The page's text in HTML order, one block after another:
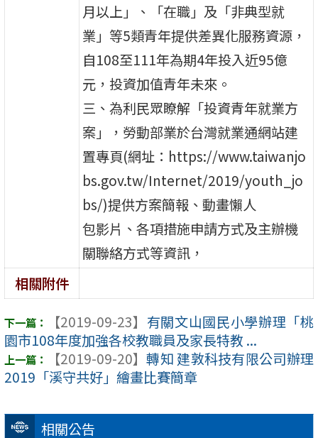
相關公告
月以上」、「在職」及「非典型就
業」等5類青年提供差異化服務資源，
自108至111年為期4年投入近95億
元，投資加值青年未來。
三、為利民眾瞭解「投資青年就業方
案」，勞動部業於台灣就業通網站建
置專頁(網址：https://www.taiwanjo
bs.gov.tw/Internet/2019/youth_jo
bs/)提供方案簡報、動畫懶人
包影片、各項措施申請方式及主辦機
關聯絡方式等資訊，
相關附件
【2019-09-23】 有關文山國民小學辦理「桃
園市108年度加強各校教職員及家長特教 ...
【2019-09-20】 轉知 建敦科技有限公司辦理
2019「溪守共好」繪畫比賽簡章